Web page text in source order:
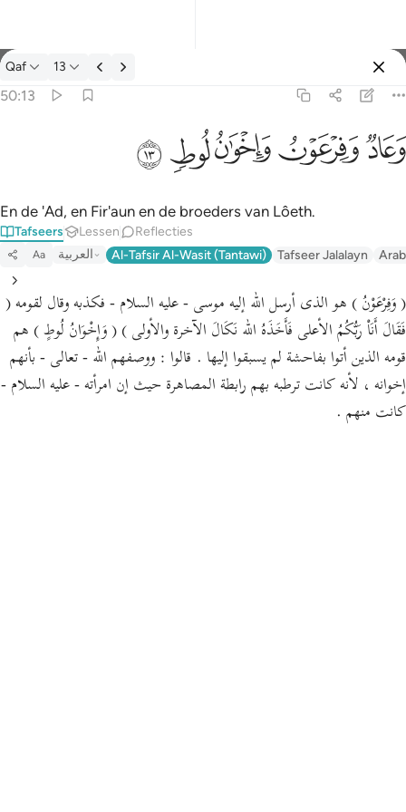
Tafseer: Qaf 50:13
Qaf 13
50:13
وَعَادٌۭ وَفِرْعَوْنُ وَإِخْوَٰنُ لُوطٍۢ ١٣
ﲳﲴﲵﲶﲷ
En de 'Ad, en Fir'aun en de broeders van Lôeth.
Tafseers Lessen Reflecties
Aa العربية Al-Tafsir Al-Wasit (Tantawi) Tafseer Jalalayn
( وَفِرْعَوْنُ ) هو الذى أرسل الله إليه موسى - عليه السلام - فكذبه وقال لقومه (
فَقَالَ أَنَاْ رَبُّكُمُ الأعلى فَأَخَذَهُ الله نَكَالَ الآخرة والأولى ) ( وَإِخْوَانُ لُوطٍ ) هم
قومه الذين أتوا بفاحشة لم يسبقوا إليها . قالوا : ووصفهم الله - تعالى - بأنهم
إخوانه ، لأنه كانت ترطبه بهم رابطة المصاهرة حيث إن امرأته - عليه السلام -
كانت منهم .